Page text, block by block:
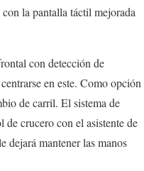
la pantalla táctil mejorada
con detección de
en este. Como opción
de carril. El sistema de
crucero con el asistente de
dejará mantener las manos